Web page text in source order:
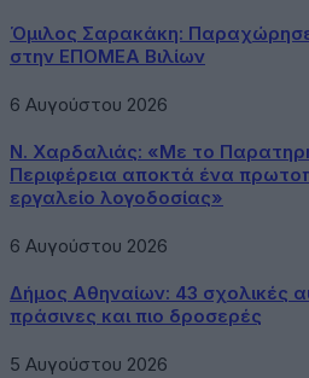
Όμιλος Σαρακάκη:
στην ΕΠΟΜΕΑ Βιλίων
6 Αυγούστου 2026
Ν. Χαρδαλιάς: «Με το
Περιφέρεια αποκτά ένα
εργαλείο λογοδοσίας»
6 Αυγούστου 2026
Δήμος Αθηναίων: 43 σχολικές
πράσινες και πιο δροσερές
5 Αυγούστου 2026